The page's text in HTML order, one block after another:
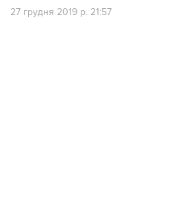
27 грудня 2019 р. 21:57